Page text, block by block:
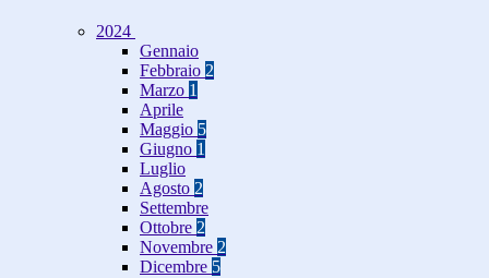
2024
Gennaio
Febbraio 2
Marzo 1
Aprile
Maggio 5
Giugno 1
Luglio
Agosto 2
Settembre
Ottobre 2
Novembre 2
Dicembre 5